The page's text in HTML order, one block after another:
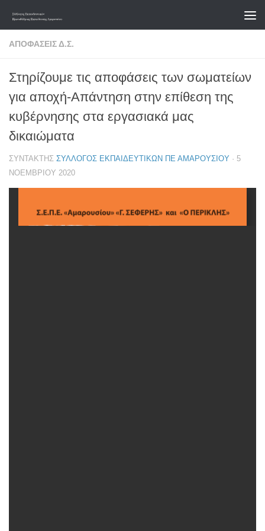
Skip to content
ΑΠΟΦΆΣΕΙΣ Δ.Σ.
Στηρίζουμε τις αποφάσεις των σωματείων
για αποχή-Απάντηση στην επίθεση της
κυβέρνησης στα εργασιακά μας
δικαιώματα
ΣΥΝΤΆΚΤΗΣ ΣΎΛΛΟΓΟΣ ΕΚΠΑΙΔΕΥΤΙΚΏΝ ΠΕ ΑΜΑΡΟΥΣΊΟΥ · 5
ΝΟΕΜΒΡΊΟΥ 2020